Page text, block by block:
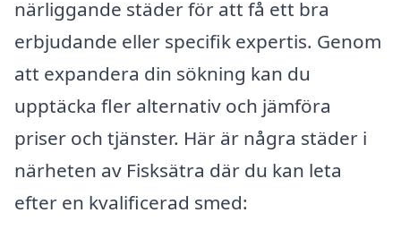
närliggande städer för att få ett bra
erbjudande eller specifik expertis. Genom
att expandera din sökning kan du
upptäcka fler alternativ och jämföra
priser och tjänster. Här är några städer i
närheten av Fisksätra där du kan leta
efter en kvalificerad smed: